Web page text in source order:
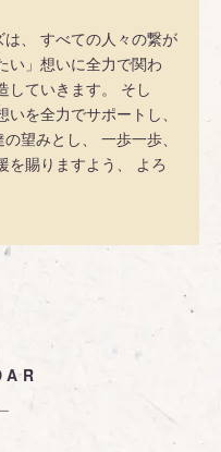
、 すべての人々の繋が
い」想いに全力で関わ
していきます。 そし
を全力でサポートし、
望みとし、 一歩一歩、
を賜りますよう、 よろ